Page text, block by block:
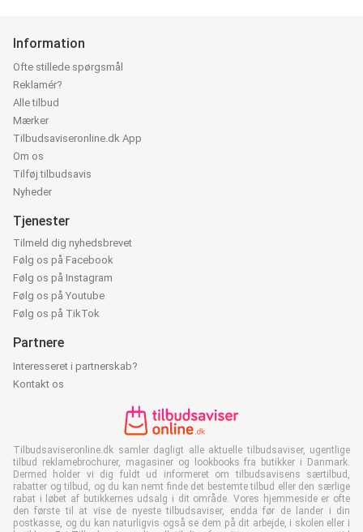
Information
Ofte stillede spørgsmål
Reklamér?
Alle tilbud
Mærker
Tilbudsaviseronline.dk App
Om os
Tilføj tilbudsavis
Nyheder
Tjenester
Tilmeld dig nyhedsbrevet
Følg os på Facebook
Følg os på Instagram
Følg os på Youtube
Følg os på TikTok
Partnere
Interesseret i partnerskab?
Kontakt os
Tilbudsaviseronline.dk samler dagligt alle aktuelle tilbudsaviser, ugentlige
tilbud reklamebrochurer, magasiner og lookbooks fra butikker i Danmark.
Dermed holder vi dig fuldt ud informeret om tilbudsavisens særtilbud,
rabatter og tilbud, og du kan nemt finde det bestemte tilbud eller den særlige
rabat i løbet af butikkernes udsalg i dit område. Vores hjemmeside er ofte
den første til at vise de nyeste tilbudsaviser, endda før de lander i din
postkasse, og du kan naturligvis også se dem på dit arbejde, i skolen eller i